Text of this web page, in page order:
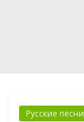
Русские песни